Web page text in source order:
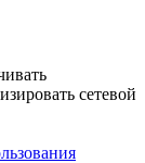
сетевой